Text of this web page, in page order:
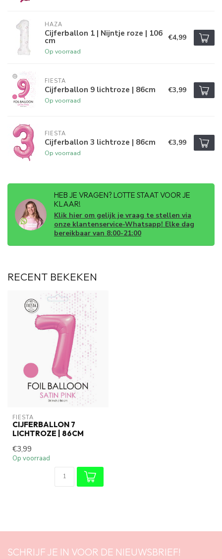
HAZA
Cijferballon 1 | Nijntje roze | 106
cm
Op voorraad
€4,99
FIESTA
Cijferballon 9 lichtroze | 86cm
Op voorraad
€3,99
FIESTA
Cijferballon 3 lichtroze | 86cm
Op voorraad
€3,99
HEB JE VRAGEN? LOTTE STAAT VOOR JE
KLAAR!
Klik hier om gelijk je vraag te stellen via
onze klantenservice-Whatsapp! Elke dag
bereikbaar van 8:00-21:00
RECENT BEKEKEN
FIESTA
CIJFERBALLON 7
LICHTROZE | 86CM
€3,99
Op voorraad
SCHRIJF JE IN VOOR DE NIEUWSBRIEF!